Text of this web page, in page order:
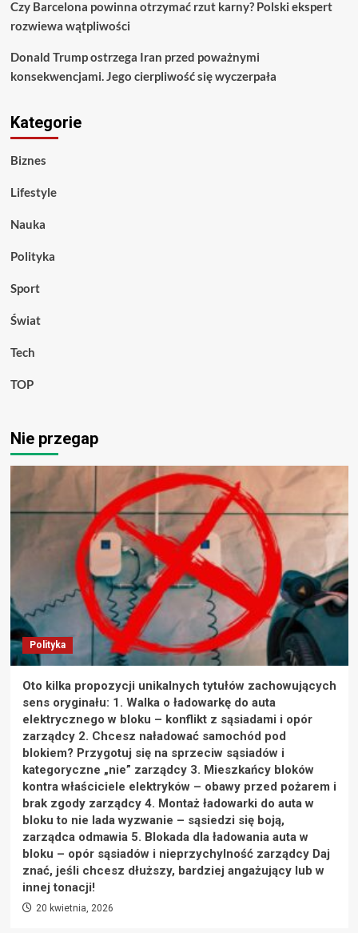
Czy Barcelona powinna otrzymać rzut karny? Polski ekspert
rozwiewa wątpliwości
Donald Trump ostrzega Iran przed poważnymi
konsekwencjami. Jego cierpliwość się wyczerpała
Kategorie
Biznes
Lifestyle
Nauka
Polityka
Sport
Świat
Tech
TOP
Nie przegap
Polityka
Oto kilka propozycji unikalnych tytułów zachowujących
sens oryginału: 1. Walka o ładowarkę do auta
elektrycznego w bloku – konflikt z sąsiadami i opór
zarządcy 2. Chcesz naładować samochód pod
blokiem? Przygotuj się na sprzeciw sąsiadów i
kategoryczne „nie” zarządcy 3. Mieszkańcy bloków
kontra właściciele elektryków – obawy przed pożarem i
brak zgody zarządcy 4. Montaż ładowarki do auta w
bloku to nie lada wyzwanie – sąsiedzi się boją,
zarządca odmawia 5. Blokada dla ładowania auta w
bloku – opór sąsiadów i nieprzychylność zarządcy Daj
znać, jeśli chcesz dłuższy, bardziej angażujący lub w
innej tonacji!
20 kwietnia, 2026